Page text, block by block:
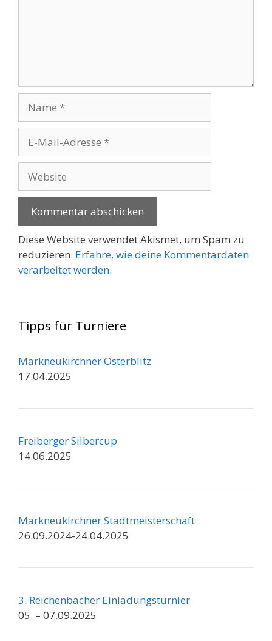
Mail-
Adresse
Diese Website verwendet Akismet, um Spam zu
reduzieren. Erfahre, wie deine Kommentardaten
verarbeitet werden.
Tipps für Turniere
Markneukirchner Osterblitz
17.04.2025
Freiberger Silbercup
14.06.2025
Markneukirchner Stadtmeisterschaft
26.09.2024-24.04.2025
3. Reichenbacher Einladungsturnier
05. – 07.09.2025